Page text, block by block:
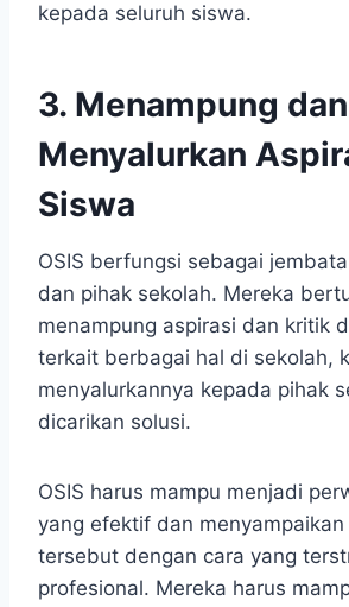
kepada seluruh siswa.
3. Menampung dan
Menyalurkan
Siswa
OSIS berfungsi sebagai
dan pihak sekolah. Mereka
menampung aspirasi dan kritik
terkait berbagai hal di sekolah,
menyalurkannya kepada pihak
dicarikan solusi.
OSIS harus mampu menjadi
yang efektif dan menyampaikan
tersebut dengan cara yang
profesional. Mereka harus